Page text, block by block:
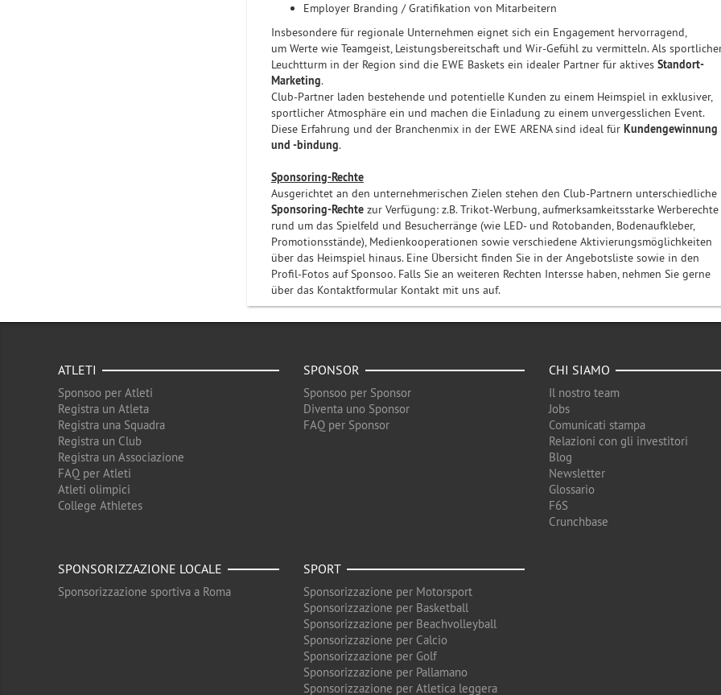
Employer Branding / Gratifikation von Mitarbeitern
Insbesondere für regionale Unternehmen eignet sich ein Engagement hervorragend,
um Werte wie Teamgeist, Leistungsbereitschaft und Wir-Gefühl zu vermitteln. Als
Leuchtturm in der Region sind die EWE Baskets ein idealer Partner für aktives Standort-
Marketing.
Club-Partner laden bestehende und potentielle Kunden zu einem Heimspiel in exklusiver,
sportlicher Atmosphäre ein und machen die Einladung zu einem unvergesslichen Event.
Diese Erfahrung und der Branchenmix in der EWE ARENA sind ideal für Kundengewinnung
und -bindung.
Sponsoring-Rechte
Ausgerichtet an den unternehmerischen Zielen stehen den Club-Partnern unterschiedliche
Sponsoring-Rechte zur Verfügung: z.B. Trikot-Werbung, aufmerksamkeitsstarke Werberechte
rund um das Spielfeld und Besucherränge (wie LED- und Rotobanden, Bodenaufkleber,
Promotionsstände), Medienkooperationen sowie verschiedene Aktivierungsmöglichkeiten
über das Heimspiel hinaus. Eine Übersicht finden Sie in der Angebotsliste sowie in den
Profil-Fotos auf Sponsoo. Falls Sie an weiteren Rechten Intersse haben, nehmen Sie gerne
über das Kontaktformular Kontakt mit uns auf.
ATLETI
Sponsoo per Atleti
Registra un Atleta
Registra una Squadra
Registra un Club
Registra un Associazione
FAQ per Atleti
Atleti olimpici
College Athletes
SPONSOR
Sponsoo per Sponsor
Diventa uno Sponsor
FAQ per Sponsor
CHI SIAMO
Il nostro team
Jobs
Comunicati stampa
Relazioni con gli investitori
Blog
Newsletter
Glossario
F6S
Crunchbase
SPONSORIZZAZIONE LOCALE
Sponsorizzazione sportiva a Roma
SPORT
Sponsorizzazione per Motorsport
Sponsorizzazione per Basketball
Sponsorizzazione per Beachvolleyball
Sponsorizzazione per Calcio
Sponsorizzazione per Golf
Sponsorizzazione per Pallamano
Sponsorizzazione per Atletica leggera